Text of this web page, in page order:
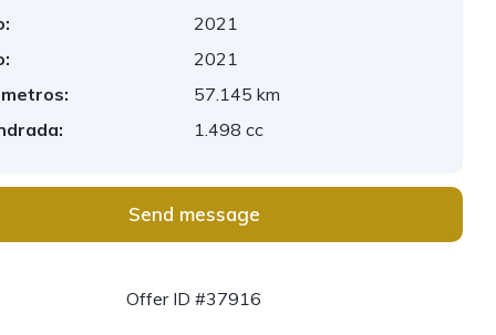
2021
2021
57.145 km
1.498 cc
Send message
Offer ID #37916